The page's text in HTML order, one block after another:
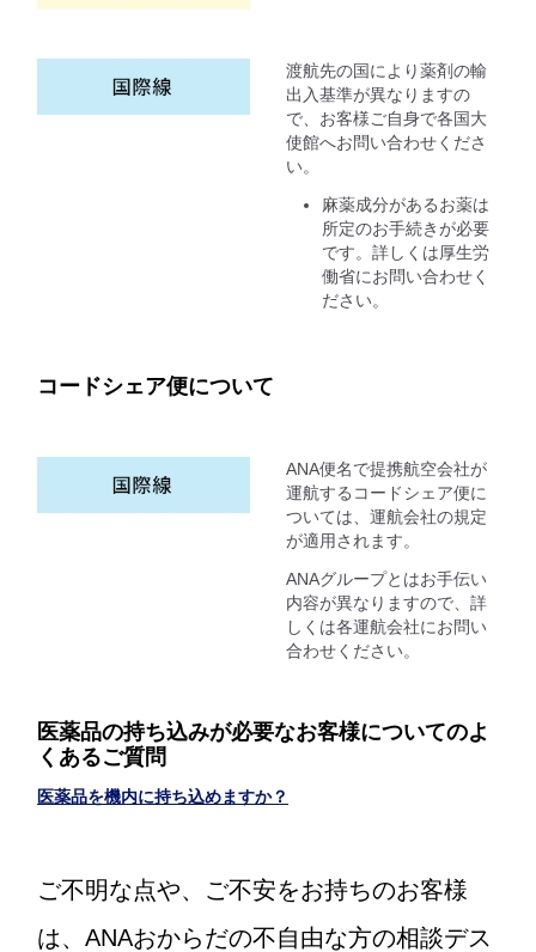
渡航先の国により薬剤の輸
出入基準が異なりますの
で、お客様ご自身で各国大
使館へお問い合わせくださ
い。
麻薬成分があるお薬は
所定のお手続きが必要
です。詳しくは厚生労
働省にお問い合わせく
ださい。
コードシェア便について
ANA便名で提携航空会社が
運航するコードシェア便に
ついては、運航会社の規定
が適用されます。
ANAグループとはお手伝い
内容が異なりますので、詳
しくは各運航会社にお問い
合わせください。
医薬品の持ち込みが必要なお客様についてのよ
くあるご質問
医薬品を機内に持ち込めますか？
ご不明な点や、ご不安をお持ちのお客様
は、ANAおからだの不自由な方の相談デス